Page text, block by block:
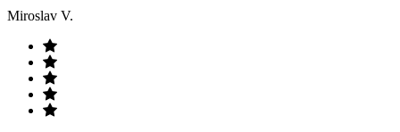
Miroslav V.